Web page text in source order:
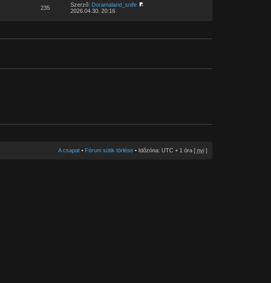
235 Szerző: Doramaland_snife
2026.04.30. 20:16
A csapat• Fórum sütik törlése• Időzóna: UTC + 1 óra [ nyi]